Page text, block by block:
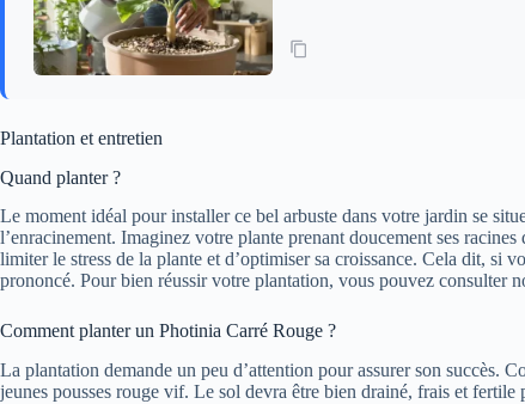
Plantation et entretien
Quand planter ?
Le moment idéal pour installer ce bel arbuste dans votre jardin se
l’enracinement. Imaginez votre plante prenant doucement ses
limiter le stress de la plante et d’optimiser sa croissance. Cela dit, si
prononcé. Pour bien réussir votre plantation, vous pouvez consulter
Comment planter un Photinia Carré Rouge ?
La plantation demande un peu d’attention pour assurer son succès.
jeunes pousses rouge vif. Le sol devra être bien drainé, frais et